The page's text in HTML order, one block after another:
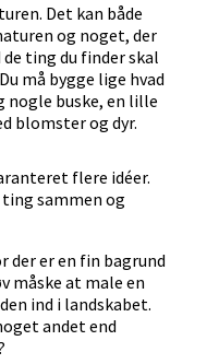
Det kan både
og noget, der
ting du finder skal
må bygge lige hvad
nogle buske, en lille
blomster og dyr.
flere idéer.
sammen og
der er en fin bagrund
måske at male en
ind i landskabet.
andet end